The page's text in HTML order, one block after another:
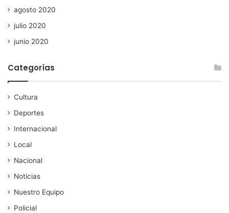
agosto 2020
julio 2020
junio 2020
Categorías
Cultura
Deportes
Internacional
Local
Nacional
Noticias
Nuestro Equipo
Policial